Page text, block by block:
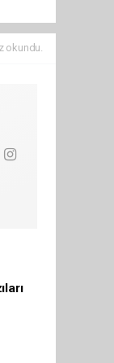
okundu.